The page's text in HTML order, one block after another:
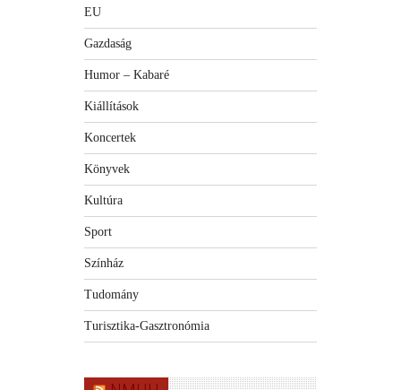
EU
Gazdaság
Humor – Kabaré
Kiállítások
Koncertek
Könyvek
Kultúra
Sport
Színház
Tudomány
Turisztika-Gasztronómia